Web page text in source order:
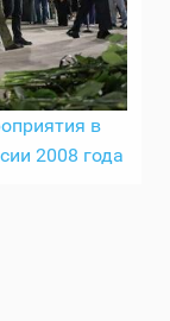
в
2008 года